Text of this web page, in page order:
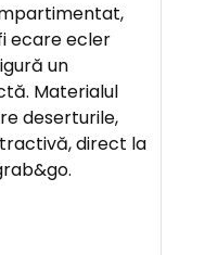
ecare ecler
un
Materialul
deserturile,
direct la